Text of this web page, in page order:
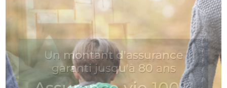
Vous avez entre 18 et 69 ans?